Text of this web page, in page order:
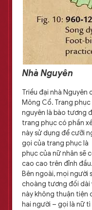
Nhà Nguyên
Triều đại nhà Nguyên
Mông Cổ. Trang
nguyên là bào tương
trang phục có phần
này sử dụng để cưỡi
gọi của trang phục là
phục của nữ nhân sẽ
cao cao trên đỉnh
Bên ngoài, mọi người
choàng tương đối dài
này không thuận tiện
hai người – gọi là nữ